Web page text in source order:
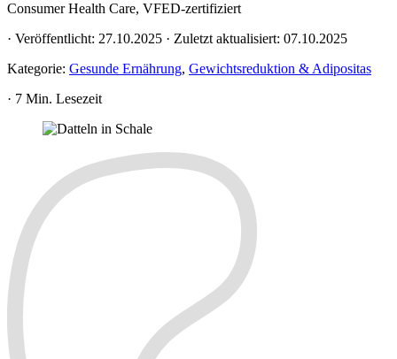
Consumer Health Care, VFED-zertifiziert
· Veröffentlicht: 27.10.2025 · Zuletzt aktualisiert: 07.10.2025
Kategorie: Gesunde Ernährung, Gewichtsreduktion & Adipositas
· 7 Min. Lesezeit